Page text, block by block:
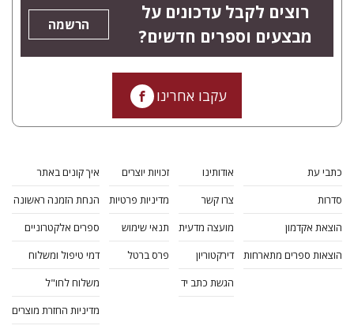
רוצים לקבל עדכונים על
מבצעים וספרים חדשים?
הרשמה
עקבו אחרינו
כתבי עת
סדרות
הוצאת אקדמון
הוצאות ספרים מתארחות
אודותינו
צרו קשר
מועצה מדעית
דירקטוריון
הגשת כתב יד
זכויות יוצרים
מדיניות פרטיות
תנאי שימוש
פרס ברטל
איך קונים באתר
הנחת הזמנה ראשונה
ספרים אלקטרוניים
דמי טיפול ומשלוח
משלוח לחו"ל
מדיניות החזרת מוצרים